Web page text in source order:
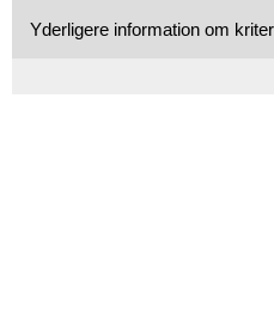
Yderligere information om